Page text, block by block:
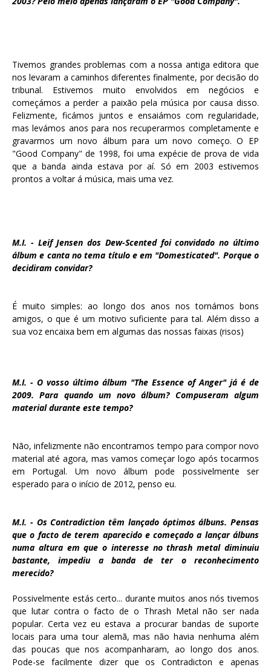
Tivemos grandes problemas com a nossa antiga editora que
nos levaram a caminhos diferentes finalmente, por decisão do
tribunal. Estivemos muito envolvidos em negócios e
começámos a perder a paixão pela música por causa disso.
Felizmente, ficámos juntos e ensaiámos com regularidade,
mas levámos anos para nos recuperarmos completamente e
gravarmos um novo álbum para um novo começo. O EP
"Good Company" de 1998, foi uma expécie de prova de vida
que a banda ainda estava por aí. Só em 2003 estivemos
prontos a voltar á música, mais uma vez.
M.I. - Leif Jensen dos Dew-Scented foi convidado no último
álbum e canta no tema título e em "Domesticated". Porque o
decidiram convidar?
É muito simples: ao longo dos anos nos tornámos bons
amigos, o que é um motivo suficiente para tal. Além disso a
sua voz encaixa bem em algumas das nossas faixas (risos)
M.I. - O vosso último álbum "The Essence of Anger" já é de
2009. Para quando um novo álbum? Compuseram algum
material durante este tempo?
Não, infelizmente não encontramos tempo para compor novo
material até agora, mas vamos começar logo após tocarmos
em Portugal. Um novo álbum pode possivelmente ser
esperado para o início de 2012, penso eu.
M.I. - Os Contradiction têm lançado óptimos álbuns. Pensas
que o facto de terem aparecido e começado a lançar álbuns
numa altura em que o interesse no thrash metal diminuiu
bastante, impediu a banda de ter o reconhecimento
merecido?
Possivelmente estás certo... durante muitos anos nós tivemos
que lutar contra o facto de o Thrash Metal não ser nada
popular. Certa vez eu estava a procurar bandas de suporte
locais para uma tour alemã, mas não havia nenhuma além
das poucas que nos acompanharam, ao longo dos anos.
Pode-se facilmente dizer que os Contradicton e apenas